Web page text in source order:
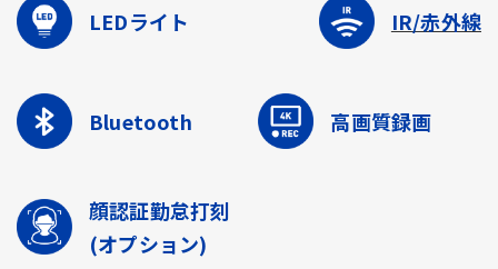
LEDライト IR/赤外線
Bluetooth 高画質録画
顔認証勤怠打刻
(オプション)